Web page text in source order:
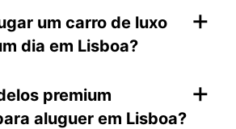
um carro de luxo
dia em Lisboa?
+
premium
aluguer em Lisboa?
+